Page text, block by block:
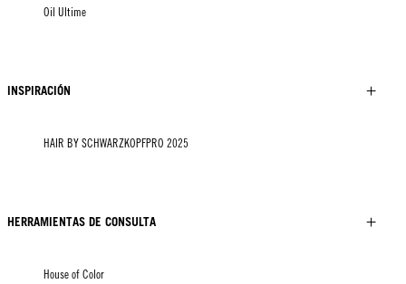
Oil Ultime
INSPIRACIÓN
HAIR BY SCHWARZKOPFPRO 2025
HERRAMIENTAS DE CONSULTA
House of Color